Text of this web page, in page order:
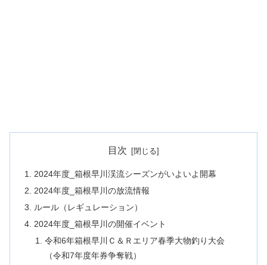
目次
2024年度_箱根早川渓流シーズンがいよいよ開幕
2024年度_箱根早川の放流情報
ルール（レギュレーション）
2024年度_箱根早川の開催イベント
令和6年箱根早川Ｃ＆Ｒエリア春季大物釣り大会
（令和7年度年券争奪戦）